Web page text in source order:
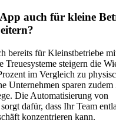
auch für kleine
bereits für Kleinstbetriebe
steigern die
im Vergleich zu
Unternehmen sparen
Die Automatisierung von
dafür, dass Ihr Team
konzentrieren kann.